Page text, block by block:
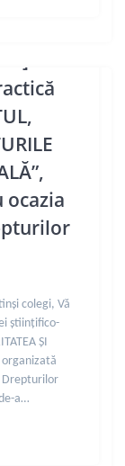
Vă
științifico-
ȘI
organizată
Drepturilor
a…